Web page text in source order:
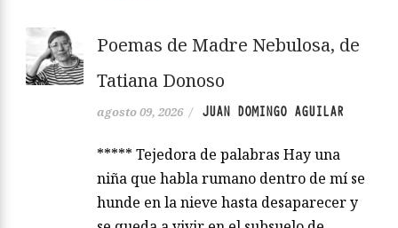
Poemas de Madre Nebulosa, de
Tatiana Donoso
agosto 09, 2026 / JUAN DOMINGO AGUILAR
***** Tejedora de palabras Hay una
niña que habla rumano dentro de mí se
hunde en la nieve hasta desaparecer y